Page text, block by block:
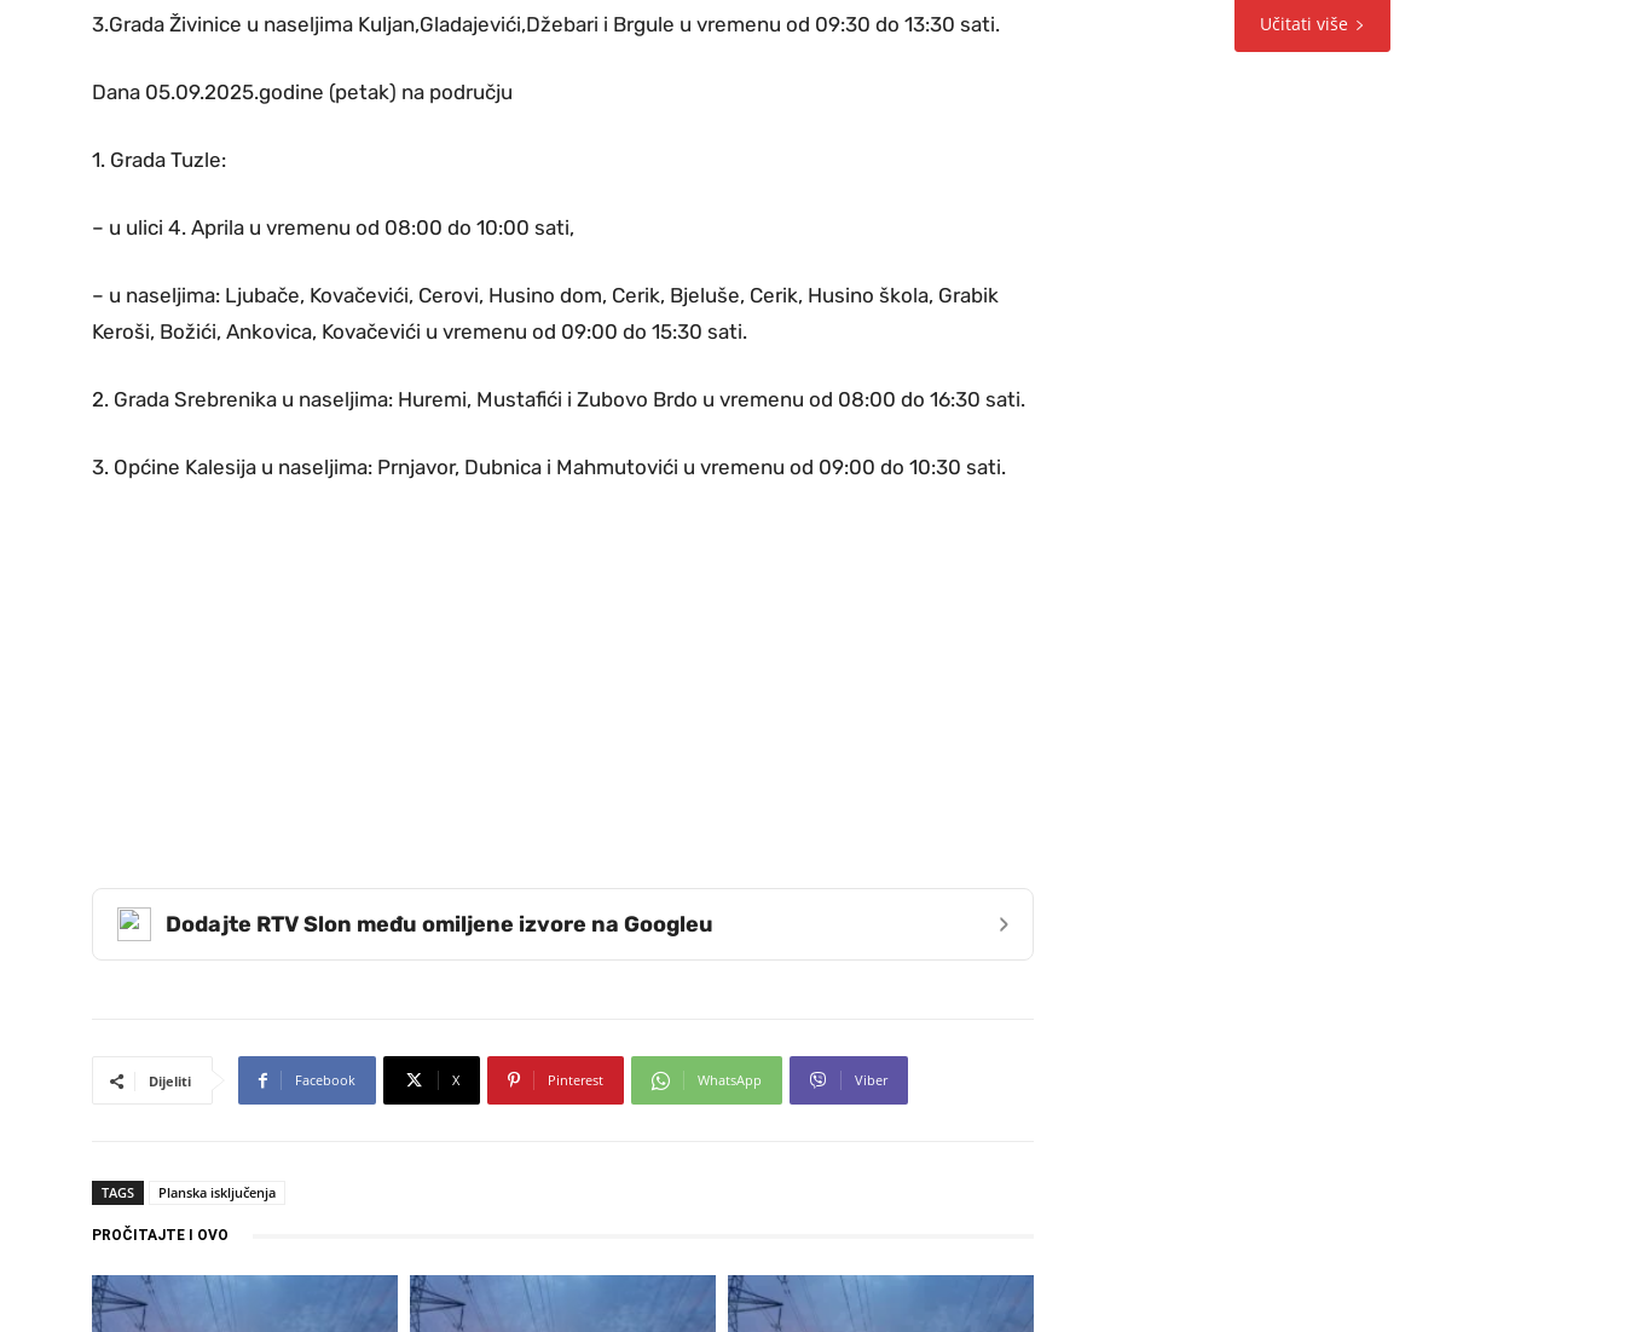
3.Grada Živinice u naseljima Kuljan,Gladajevići,Džebari i Brgule u vremenu od 09:30 do 13:30 sati.
Dana 05.09.2025.godine (petak) na području
1. Grada Tuzle:
– u ulici 4. Aprila u vremenu od 08:00 do 10:00 sati,
– u naseljima: Ljubače, Kovačevići, Cerovi, Husino dom, Cerik, Bjeluše, Cerik, Husino škola, Grabik
Keroši, Božići, Ankovica, Kovačevići u vremenu od 09:00 do 15:30 sati.
2. Grada Srebrenika u naseljima: Huremi, Mustafići i Zubovo Brdo u vremenu od 08:00 do 16:30 sati.
3. Općine Kalesija u naseljima: Prnjavor, Dubnica i Mahmutovići u vremenu od 09:00 do 10:30 sati.
Dodajte RTV Slon među omiljene izvore na Googleu ›
Dijeliti Facebook X Pinterest WhatsApp Viber
TAGS Planska isključenja
PROČITAJTE I OVO
Učitati više